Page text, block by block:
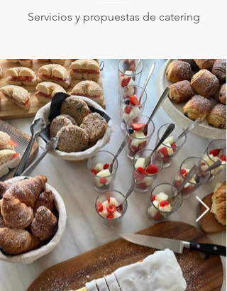
Servicios y propuestas de catering